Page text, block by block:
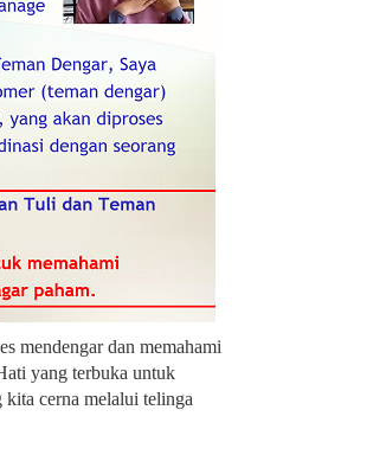
mendengar dan memahami
yang terbuka untuk
cerna melalui telinga